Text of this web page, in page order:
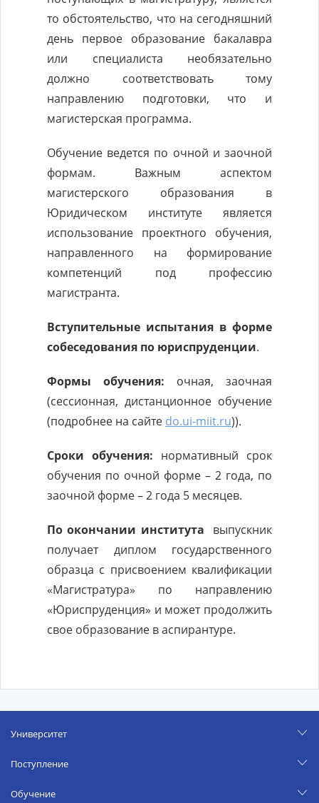
то обстоятельство, что на сегодняшний
день первое образование бакалавра
или специалиста необязательно
должно соответствовать тому
направлению подготовки, что и
магистерская программа.
Обучение ведется по очной и заочной
формам. Важным аспектом
магистерского образования в
Юридическом институте является
использование проектного обучения,
направленного на формирование
компетенций под профессию
магистранта.
Вступительные испытания в форме
собеседования по юриспруденции.
Формы обучения: очная, заочная
(сессионная, дистанционное обучение
(подробнее на сайте do.ui-miit.ru)).
Сроки обучения: нормативный срок
обучения по очной форме – 2 года, по
заочной форме – 2 года 5 месяцев.
По окончании института выпускник
получает диплом государственного
образца с присвоением квалификации
«Магистратура» по направлению
«Юриспруденция» и может продолжить
свое образование в аспирантуре.
Университет
Поступление
Обучение